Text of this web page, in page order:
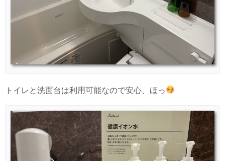
トイレと洗面台は利用可能なので安心、ほっ